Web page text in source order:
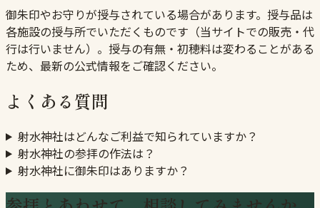
御朱印やお守りが授与されている場合があります。授与品は
各施設の授与所でいただくものです（当サイトでの販売・代
行は行いません）。授与の有無・初穂料は変わることがある
ため、最新の公式情報をご確認ください。
よくある質問
射水神社はどんなご利益で知られていますか？
射水神社の参拝の作法は？
射水神社に御朱印はありますか？